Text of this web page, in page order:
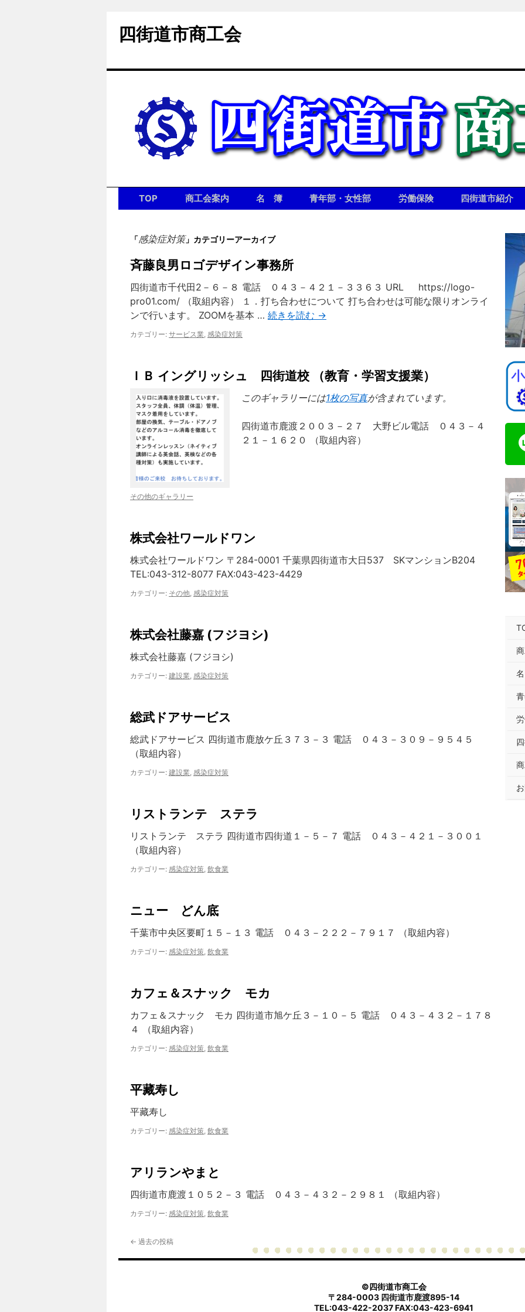
四街道市商工会
ン
ツ
へ
ス
TOP 商工会案内 名 簿 青年部・女性部 労働保険 四街道市紹介
「感染症対策」カテゴリーアーカイブ
斉藤良男ロゴデザイン事務所
四街道市千代田2－６－８ 電話 ０４３－４２１－３３６３ URL https://logo-
pro01.com/ （取組内容） １．打ち合わせについて 打ち合わせは可能な限りオンライ
ンで行います。 ZOOMを基本 … 続きを読む →
カテゴリー: サービス業, 感染症対策
ＩＢ イングリッシュ 四街道校 （教育・学習支援業）
このギャラリーには1枚の写真が含まれています。
四街道市鹿渡２００３－２７ 大野ビル電話 ０４３－４
２１－１６２０ （取組内容）
その他のギャラリー
株式会社ワールドワン
株式会社ワールドワン 〒284-0001 千葉県四街道市大日537 SKマンションB204
TEL:043-312-8077 FAX:043-423-4429
カテゴリー: その他, 感染症対策
株式会社藤嘉 (フジヨシ)
株式会社藤嘉 (フジヨシ)
カテゴリー: 建設業, 感染症対策
総武ドアサービス
総武ドアサービス 四街道市鹿放ケ丘３７３－３ 電話 ０４３－３０９－９５４５
（取組内容）
カテゴリー: 建設業, 感染症対策
リストランテ ステラ
リストランテ ステラ 四街道市四街道１－５－７ 電話 ０４３－４２１－３００１
（取組内容）
カテゴリー: 感染症対策, 飲食業
ニュー どん底
千葉市中央区要町１５－１３ 電話 ０４３－２２２－７９１７ （取組内容）
カテゴリー: 感染症対策, 飲食業
カフェ＆スナック モカ
カフェ＆スナック モカ 四街道市旭ケ丘３－１０－５ 電話 ０４３－４３２－１７８
４ （取組内容）
カテゴリー: 感染症対策, 飲食業
平藏寿し
平藏寿し
カテゴリー: 感染症対策, 飲食業
アリランやまと
四街道市鹿渡１０５２－３ 電話 ０４３－４３２－２９８１ （取組内容）
カテゴリー: 感染症対策, 飲食業
← 過去の投稿
©四街道市商工会
〒284-0003 四街道市鹿渡895-14
TEL:043-422-2037 FAX:043-423-6941